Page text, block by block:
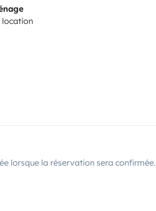
location
lorsque la réservation sera confirmée.